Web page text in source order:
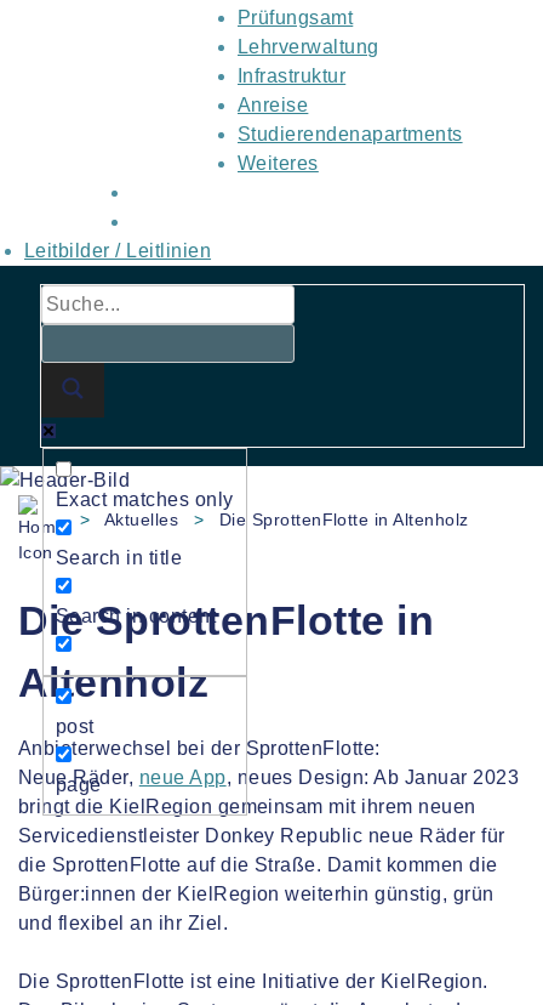
Prüfungsamt
Lehrverwaltung
Infrastruktur
Anreise
Studierendenapartments
Weiteres
Leitbilder / Leitlinien
Exact matches only
Search in title
Search in content
post
page
> Aktuelles > Die SprottenFlotte in Altenholz
Die SprottenFlotte in
Altenholz
Anbieterwechsel bei der SprottenFlotte:
Neue Räder, neue App, neues Design: Ab Januar 2023
bringt die KielRegion gemeinsam mit ihrem neuen
Servicedienstleister Donkey Republic neue Räder für
die SprottenFlotte auf die Straße. Damit kommen die
Bürger:innen der KielRegion weiterhin günstig, grün
und flexibel an ihr Ziel.
Die SprottenFlotte ist eine Initiative der KielRegion.